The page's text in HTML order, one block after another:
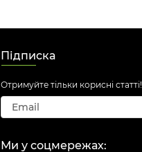
Підписка
Отримуйте тільки корисні статті!
Ми у соцмережах: